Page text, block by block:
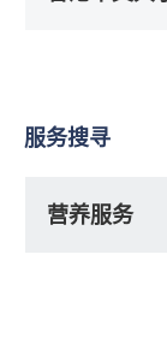
服务搜寻
营养服务